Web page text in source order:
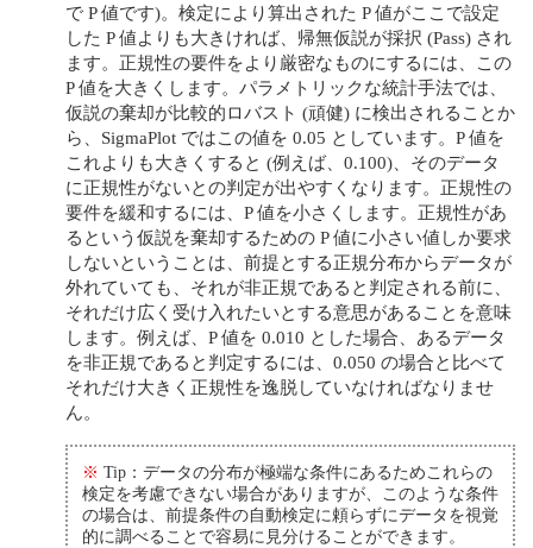
で P 値です)。検定により算出された P 値がここで設定
した P 値よりも大きければ、帰無仮説が採択 (Pass) され
ます。正規性の要件をより厳密なものにするには、この
P 値を大きくします。パラメトリックな統計手法では、
仮説の棄却が比較的ロバスト (頑健) に検出されることか
ら、SigmaPlot ではこの値を 0.05 としています。P 値を
これよりも大きくすると (例えば、0.100)、そのデータ
に正規性がないとの判定が出やすくなります。正規性の
要件を緩和するには、P 値を小さくします。正規性があ
るという仮説を棄却するための P 値に小さい値しか要求
しないということは、前提とする正規分布からデータが
外れていても、それが非正規であると判定される前に、
それだけ広く受け入れたいとする意思があることを意味
します。例えば、P 値を 0.010 とした場合、あるデータ
を非正規であると判定するには、0.050 の場合と比べて
それだけ大きく正規性を逸脱していなければなりませ
ん。
※ Tip：データの分布が極端な条件にあるためこれらの
検定を考慮できない場合がありますが、このような条件
の場合は、前提条件の自動検定に頼らずにデータを視覚
的に調べることで容易に見分けることができます。